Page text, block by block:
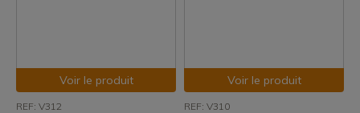
Voir le produit
REF: V312
Voir le produit
REF: V310